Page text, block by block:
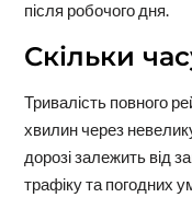
після робочого дня.
Скільки
Тривалість повного
хвилин через
дорозі залежить від
трафіку та погодних